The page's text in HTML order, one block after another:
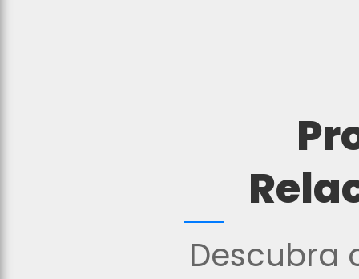
Descubra